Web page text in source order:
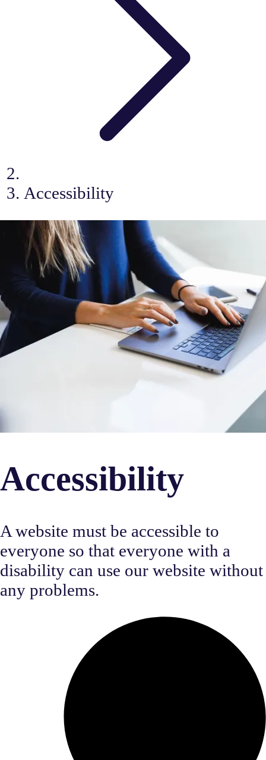
Accessibility
Accessibility
A website must be accessible to
everyone so that everyone with a
disability can use our website without
any problems.